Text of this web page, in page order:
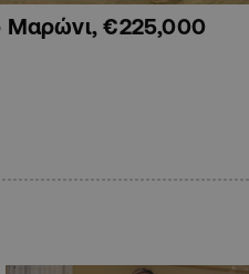
Μαρώνι, €225,000